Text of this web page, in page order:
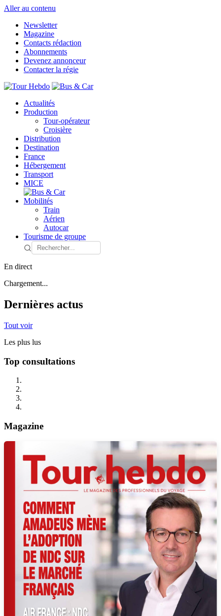
Aller au contenu
Newsletter
Magazine
Contacts rédaction
Abonnements
Devenez annonceur
Contacter la régie
Actualités
Production
Tour-opérateur
Croisière
Distribution
Destination
France
Hébergement
Transport
MICE
Mobilités
Train
Aérien
Autocar
Tourisme de groupe
En direct
Chargement...
Dernières actus
Tout voir
Les plus lus
Top consultations
Magazine